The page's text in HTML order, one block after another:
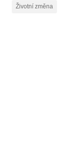
Životní změna